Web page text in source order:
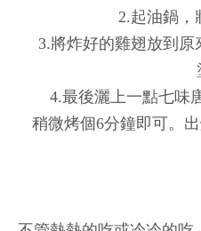
2.起油鍋，
3.將炸好的雞翅放到
4.最後灑上一點七味
稍微烤個6分鐘即可。